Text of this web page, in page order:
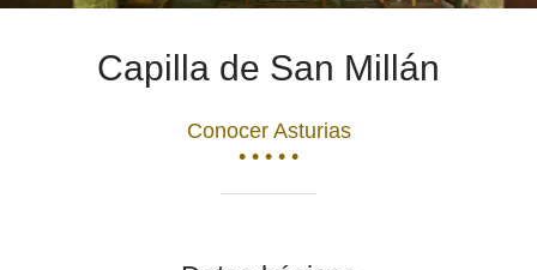
Capilla de San Millán
Conocer Asturias
• • • • •